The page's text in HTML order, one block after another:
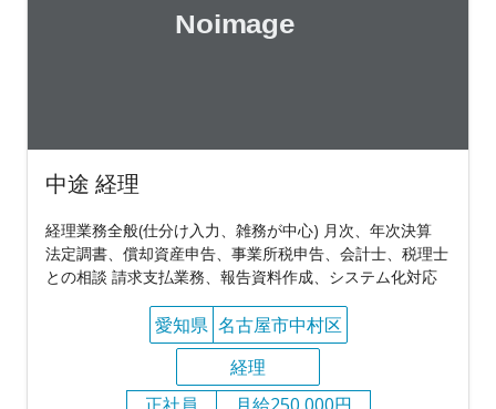
中途 経理
経理業務全般(仕分け入力、雑務が中心) 月次、年次決算
法定調書、償却資産申告、事業所税申告、会計士、税理士
との相談 請求支払業務、報告資料作成、システム化対応
愛知県 名古屋市中村区
経理